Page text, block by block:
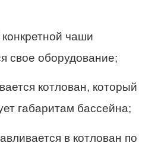
чаши
свое оборудование;
котлован, который
габаритам бассейна;
в котлован по